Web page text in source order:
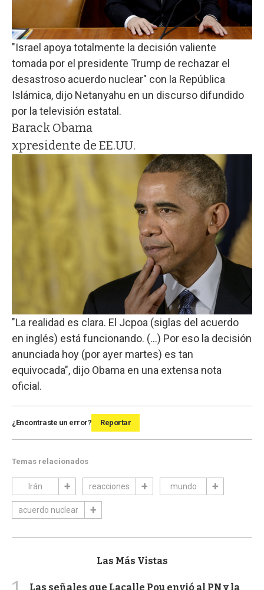
"Israel apoya totalmente la decisión valiente
tomada por el presidente Trump de rechazar el
desastroso acuerdo nuclear" con la República
Islámica, dijo Netanyahu en un discurso difundido
por la televisión estatal.
Barack Obama
xpresidente de EE.UU.
"La realidad es clara. El Jcpoa (siglas del acuerdo
en inglés) está funcionando. (...) Por eso la decisión
anunciada hoy (por ayer martes) es tan
equivocada", dijo Obama en una extensa nota
oficial.
¿Encontraste un error? Reportar
Temas relacionados
Irán reacciones mundo
acuerdo nuclear
Las Más Vistas
Las señales que Lacalle Pou envió al PN y la